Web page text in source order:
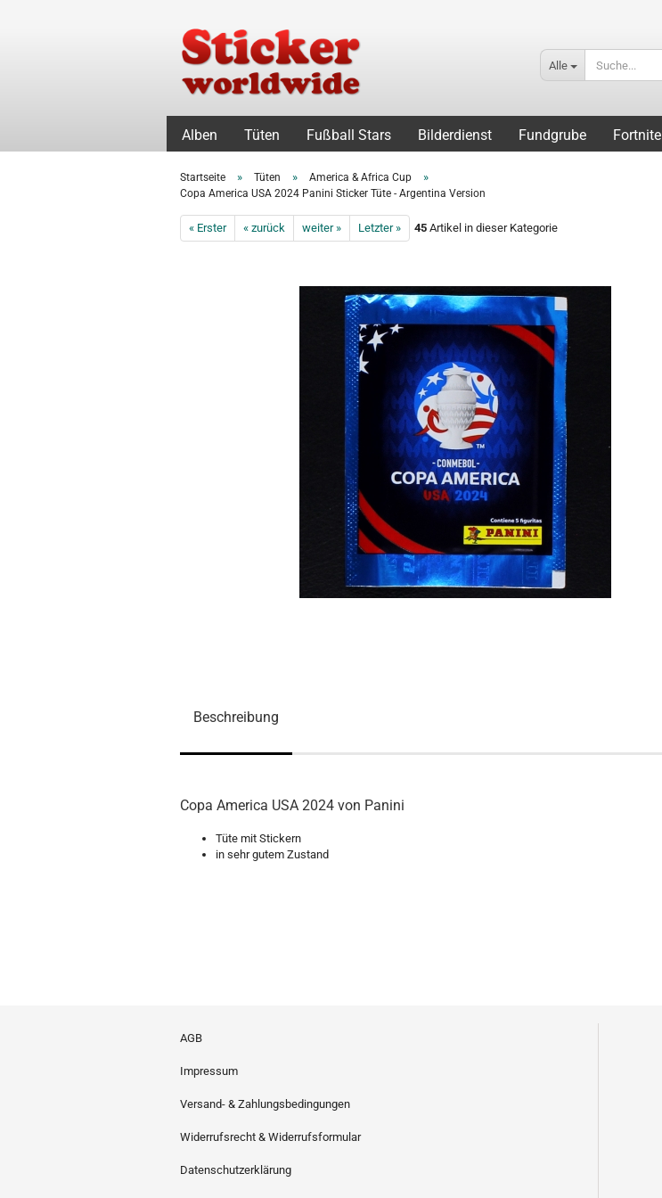
Alle
Alben Tüten Fußball Stars Bilderdienst Fundgrube Fortnite
Startseite » Tüten » America & Africa Cup »
Copa America USA 2024 Panini Sticker Tüte - Argentina Version
« Erster « zurück weiter » Letzter » 45 Artikel in dieser Kategorie
Beschreibung
Copa America USA 2024 von Panini
Tüte mit Stickern
in sehr gutem Zustand
AGB
Impressum
Versand- & Zahlungsbedingungen
Widerrufsrecht & Widerrufsformular
Datenschutzerklärung